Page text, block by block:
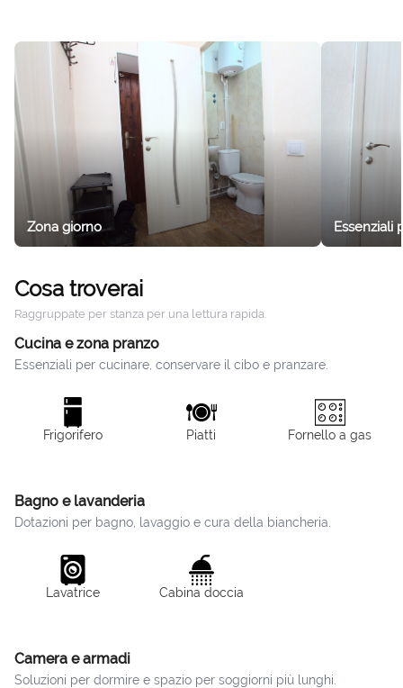
scale non sono così belle come questo
appartamento.
Zona giorno Essenziali
Cosa troverai
Raggruppate per stanza per una lettura rapida.
Cucina e zona pranzo
Essenziali per cucinare, conservare il cibo e pranzare.
Frigorifero Piatti Fornello a gas
Bagno e lavanderia
Dotazioni per bagno, lavaggio e cura della biancheria.
Lavatrice Cabina doccia
Camera e armadi
Soluzioni per dormire e spazio per soggiorni più lunghi.